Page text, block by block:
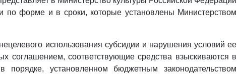
по форме и в сроки, которые установлены Министерством
использования субсидии и нарушения условий ее
соглашением, соответствующие средства взыскиваются в
установленном бюджетным законодательством